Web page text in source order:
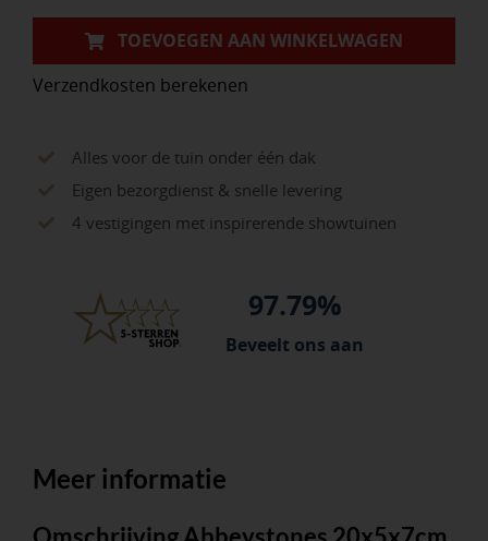
TOEVOEGEN AAN WINKELWAGEN
Verzendkosten berekenen
Alles voor de tuin onder één dak
Eigen bezorgdienst & snelle levering
4 vestigingen met inspirerende showtuinen
97.79%
Beveelt ons aan
Meer informatie